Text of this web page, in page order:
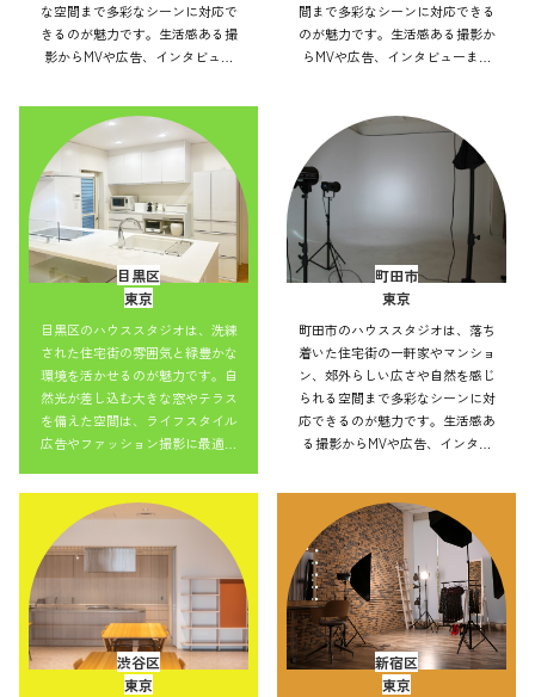
な空間まで多彩なシーンに対応で
きるのが魅力です。生活感ある撮
影からMVや広告、インタビュー
セス良好で効率的にバリエーショ
ン豊かな撮影を実現できます。
間まで多彩なシーンに対応できる
のが魅力です。生活感ある撮影か
らMVや広告、インタビューまで
良好で効率的にバリエーション豊
かな撮影を実現できます。
目黒区
東京
目黒区のハウススタジオは、洗練
された住宅街の雰囲気と緑豊かな
環境を活かせるのが魅力です。自
然光が差し込む大きな窓やテラス
を備えた空間は、ライフスタイル
広告やファッション撮影に最適。
広い作品づくりに対応可能です。
町田市
東京
町田市のハウススタジオは、落ち
着いた住宅街の一軒家やマンショ
ン、郊外らしい広さや自然を感じ
られる空間まで多彩なシーンに対
応できるのが魅力です。生活感あ
る撮影からMVや広告、インタビ
アクセス良好で効率的にバリエー
ション豊かな撮影を実現できま
す。
渋谷区
東京
新宿区
東京